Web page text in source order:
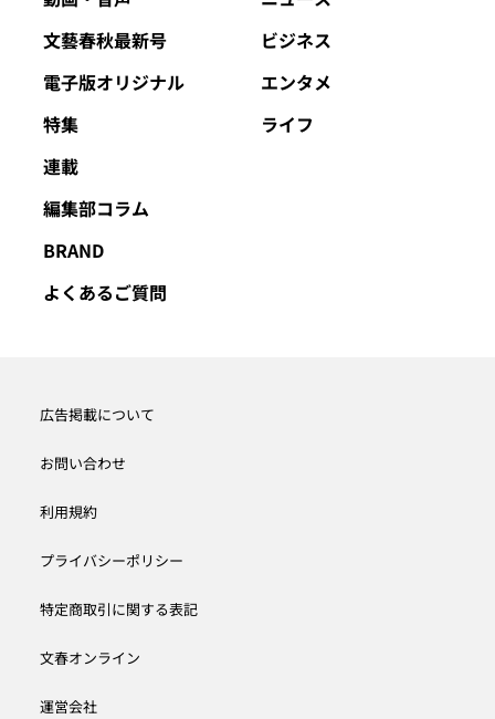
文藝春秋最新号
電子版オリジナル
特集
連載
編集部コラム
BRAND
よくあるご質問
ビジネス
エンタメ
ライフ
広告掲載について
お問い合わせ
利用規約
プライバシーポリシー
特定商取引に関する表記
文春オンライン
運営会社